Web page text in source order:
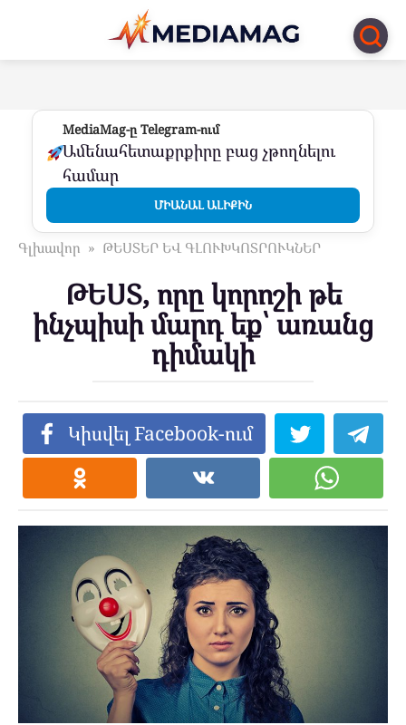
Перейти
контенту
MediaMag-ը Telegram-ում
Ամենահետաքրքիրը բաց չթողնելու
համար
ՄԻԱՆԱԼ ԱԼԻՔԻՆ
Գլխավոր » ԹԵՍՏԵՐ ԵՎ ԳԼՈՒԽԿՈՏՐՈՒԿՆԵՐ
ԹԵՍՏ, որը կորոշի թե
ինչպիսի մարդ եք՝ առանց
դիմակի
Կիսվել Facebook-ում